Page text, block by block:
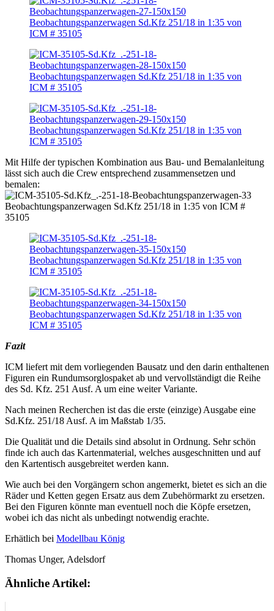
Mit Hilfe der typischen Kombination aus Bau- und Bemalanleitung
lässt sich auch die Crew entsprechend zusammensetzen und
bemalen:
Fazit
ICM liefert mit dem vorliegenden Bausatz und den darin enthaltenen
Figuren ein Rundumsorglospaket ab und vervollständigt die Reihe
des Sd. Kfz. 251 Ausf. A um eine weiter Variante.
Nach meinen Recherchen ist das die erste (einzige) Ausgabe eine
Sd.Kfz. 251/18 Ausf. A im Maßstab 1/35.
Die Qualität und die Details sind absolut in Ordnung. Sehr schön
finde ich auch das Kartenmaterial, welches ausgeschnitten und auf
den Kartentisch ausgebreitet werden kann.
Wie auch bei den Vorgängern schon angemerkt, bietet es sich an die
Räder und Ketten gegen Ersatz aus dem Zubehörmarkt zu ersetzen.
Bei den Figuren könnte man eventuell noch die Köpfe ersetzen,
wobei ich das nicht als unbedingt notwendig erachte.
Erhätlich bei Modellbau König
Thomas Unger, Adelsdorf
Ähnliche Artikel: